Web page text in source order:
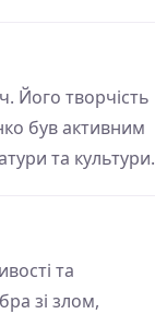
Його творчість
був активним
та культури.
та
зі злом,